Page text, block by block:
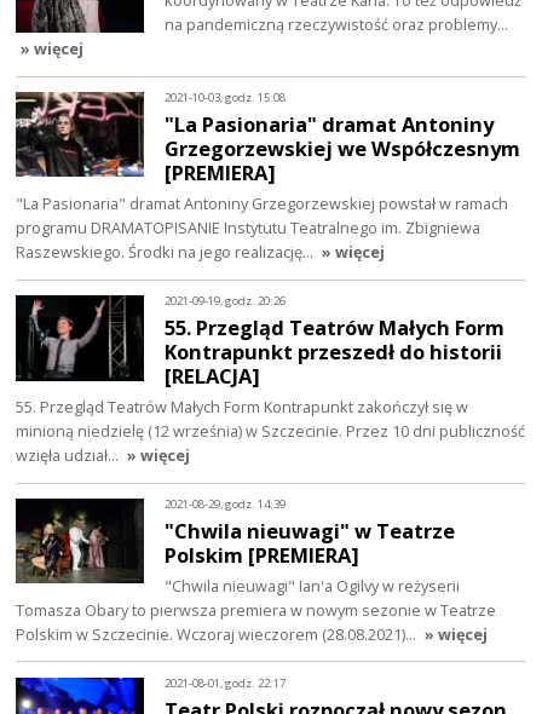
na pandemiczną rzeczywistość oraz problemy…
» więcej
2021-10-03, godz. 15:08
"La Pasionaria" dramat Antoniny
Grzegorzewskiej we Współczesnym
[PREMIERA]
"La Pasionaria" dramat Antoniny Grzegorzewskiej powstał w ramach
programu DRAMATOPISANIE Instytutu Teatralnego im. Zbigniewa
Raszewskiego. Środki na jego realizację… » więcej
2021-09-19, godz. 20:26
55. Przegląd Teatrów Małych Form
Kontrapunkt przeszedł do historii
[RELACJA]
55. Przegląd Teatrów Małych Form Kontrapunkt zakończył się w
minioną niedzielę (12 września) w Szczecinie. Przez 10 dni publiczność
wzięła udział… » więcej
2021-08-29, godz. 14:39
"Chwila nieuwagi" w Teatrze
Polskim [PREMIERA]
"Chwila nieuwagi" Ian'a Ogilvy w reżyserii
Tomasza Obary to pierwsza premiera w nowym sezonie w Teatrze
Polskim w Szczecinie. Wczoraj wieczorem (28.08.2021)… » więcej
2021-08-01, godz. 22:17